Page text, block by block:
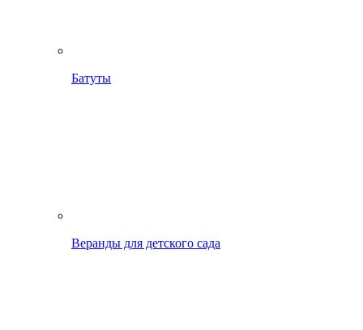
Батуты
Веранды для детского сада